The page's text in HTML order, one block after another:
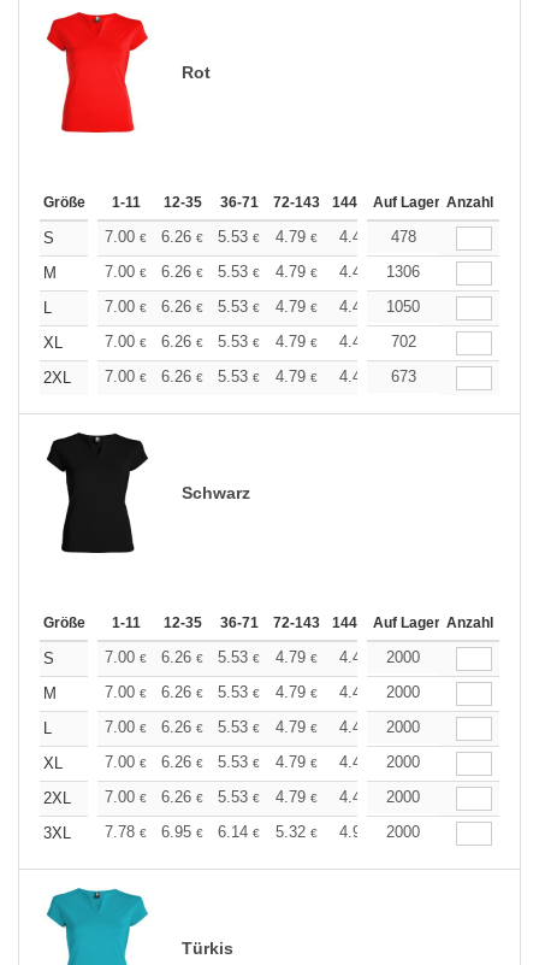
Rot
Größe 1-11 12-35 36-71 72-143 144-287 288 + Mehr
Auf Lager Anzahl
S 7.00 € 6.26 € 5.53 € 4.79 € 4.42 4.24
478
M
7.00 € 6.26 € 5.53 € 4.79 € 4.42 4.24
1306
L
7.00 € 6.26 € 5.53 € 4.79 € 4.42 4.24
1050
XL
7.00 € 6.26 € 5.53 € 4.79 € 4.42 4.24
702
2XL
7.00 € 6.26 € 5.53 € 4.79 € 4.42 4.24
673
Schwarz
Größe 1-11 12-35 36-71 72-143 144-287 288 + Mehr
Auf Lager Anzahl
S 7.00 € 6.26 € 5.53 € 4.79 € 4.42 4.24
2000
M
7.00 € 6.26 € 5.53 € 4.79 € 4.42 4.24
2000
L
7.00 € 6.26 € 5.53 € 4.79 € 4.42 4.24
2000
XL
7.00 € 6.26 € 5.53 € 4.79 € 4.42 4.24
2000
2XL
7.00 € 6.26 € 5.53 € 4.79 € 4.42 4.24
2000
3XL
7.78 € 6.95 € 6.14 € 5.32 € 4.91 4.71
2000
Türkis